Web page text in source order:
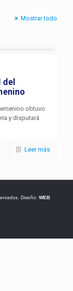
Mostrar todo
obtuvo
y disputará
Leer más
Diseño: WEB